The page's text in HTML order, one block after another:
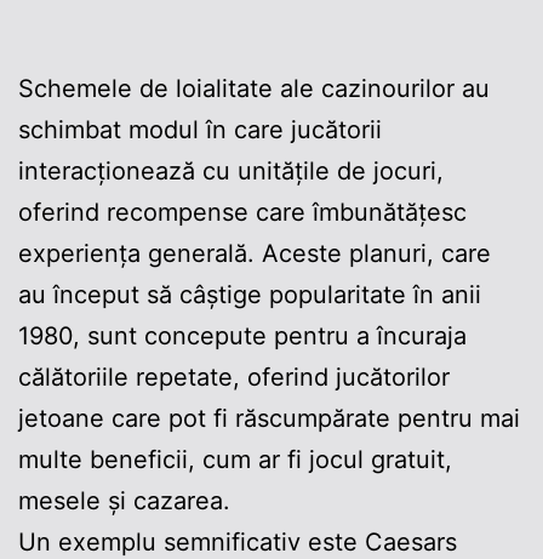
Schemele de loialitate ale cazinourilor au
schimbat modul în care jucătorii
interacționează cu unitățile de jocuri,
oferind recompense care îmbunătățesc
experiența generală. Aceste planuri, care
au început să câștige popularitate în anii
1980, sunt concepute pentru a încuraja
călătoriile repetate, oferind jucătorilor
jetoane care pot fi răscumpărate pentru mai
multe beneficii, cum ar fi jocul gratuit,
mesele și cazarea.
Un exemplu semnificativ este Caesars